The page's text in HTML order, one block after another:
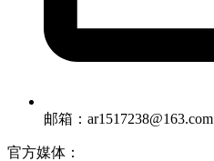
邮箱：ar1517238@163.com
官方媒体：